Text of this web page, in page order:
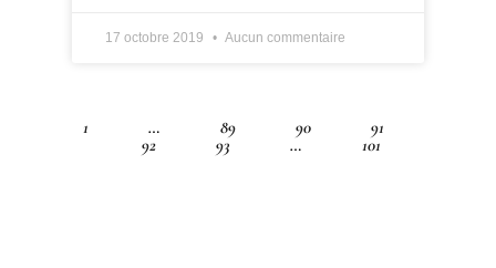
17 octobre 2019 Aucun commentaire
1 … 89 90
91
92
93 … 101